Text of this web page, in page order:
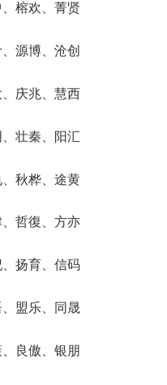
榕欢、菁贤
源博、沧创
庆兆、慧西
壮秦、阳汇
秋桦、途黄
哲復、方亦
扬育、信码
盟乐、同晟
良傲、银朋